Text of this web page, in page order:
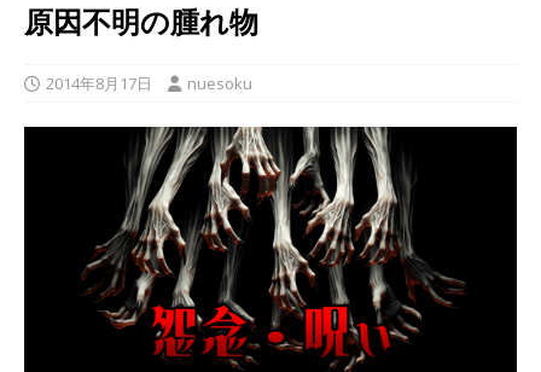
原因不明の腫れ物
2014年8月17日 nuesoku